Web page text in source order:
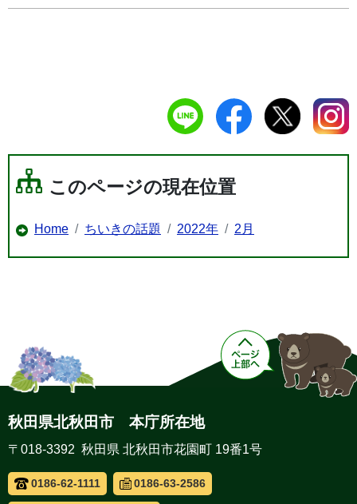
このページの現在位置
Home ちいきの話題 2022年 2月
秋田県北秋田市 本庁所在地
〒018-3392 秋田県 北秋田市花園町 19番1号
0186-62-1111 0186-63-2586